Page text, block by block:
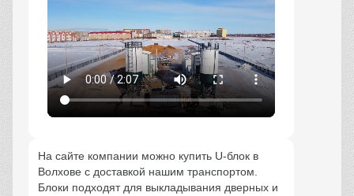
На сайте компании можно купить U-блок в
Волхове с доставкой нашим транспортом.
Блоки подходят для выкладывания дверных и